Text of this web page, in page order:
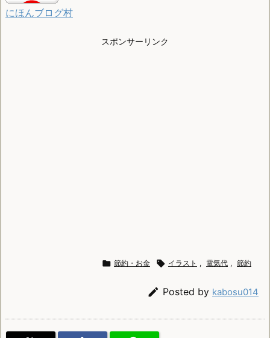
にほんブログ村
スポンサーリンク
 節約・お金  イラスト , 電気代 , 節約
 Posted by kabosu014